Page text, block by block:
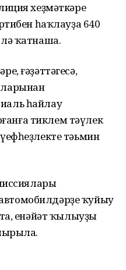
хеҙмәткәре
һаҡлауҙа 640
ҡатнаша.
ғәҙәттәгесә,
һайлау
тиклем тәүлек
тәьмин
ҡуйыу
енәйәт ҡылыуҙы